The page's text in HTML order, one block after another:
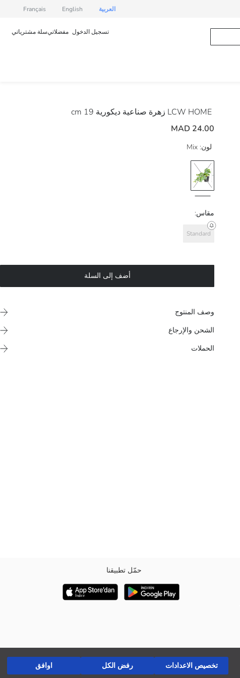
تخصيص الاعدادات رفض الكل اوافق
العربية English
Français
تسجيل الدخول مفضلاتيسلة مشترياتي
LCW HOME زهرة صناعية ديكورية 19 cm
24.00 MAD
لون: Mix
مقاس:
Standard
أضف إلى السلة
وصف المنتوج
الشحن والإرجاع
الحملات
حمّل تطبيقنا